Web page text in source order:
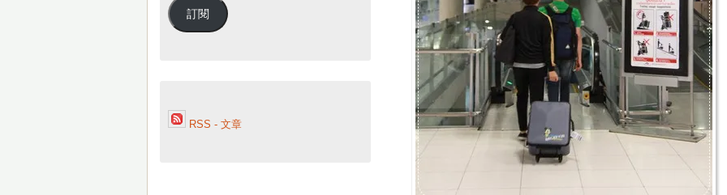
郵
件
訂閱
RSS - 文章